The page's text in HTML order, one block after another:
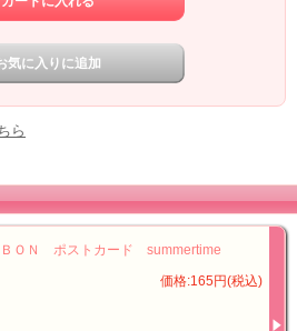
ら
ＢＯＮ ポストカード summertime
価格:165円(税込)